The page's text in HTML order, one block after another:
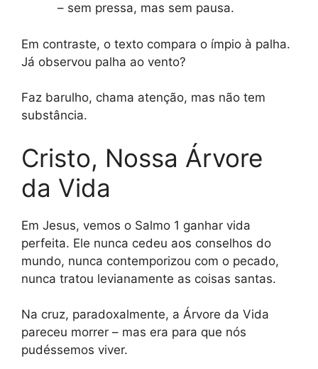
– sem pressa, mas sem pausa.
Em contraste, o texto compara o ímpio à palha.
Já observou palha ao vento?
Faz barulho, chama atenção, mas não tem
substância.
Cristo, Nossa Árvore
da Vida
Em Jesus, vemos o Salmo 1 ganhar vida
perfeita. Ele nunca cedeu aos conselhos do
mundo, nunca contemporizou com o pecado,
nunca tratou levianamente as coisas santas.
Na cruz, paradoxalmente, a Árvore da Vida
pareceu morrer – mas era para que nós
pudéssemos viver.